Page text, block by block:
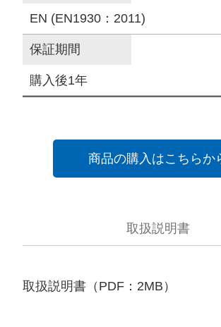
EN (EN1930：2011)
保証期間
購入後1年
商品の購入はこちらか
取扱説明書
取扱説明書（PDF：2MB）